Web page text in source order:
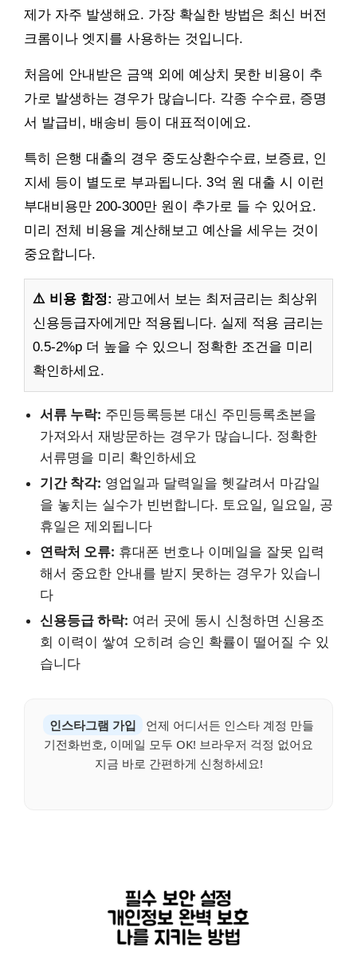
제가 자주 발생해요. 가장 확실한 방법은 최신 버전
크롬이나 엣지를 사용하는 것입니다.
처음에 안내받은 금액 외에 예상치 못한 비용이 추
가로 발생하는 경우가 많습니다. 각종 수수료, 증명
서 발급비, 배송비 등이 대표적이에요.
특히 은행 대출의 경우 중도상환수수료, 보증료, 인
지세 등이 별도로 부과됩니다. 3억 원 대출 시 이런
부대비용만 200-300만 원이 추가로 들 수 있어요.
미리 전체 비용을 계산해보고 예산을 세우는 것이
중요합니다.
⚠️ 비용 함정: 광고에서 보는 최저금리는 최상위
신용등급자에게만 적용됩니다. 실제 적용 금리는
0.5-2%p 더 높을 수 있으니 정확한 조건을 미리
확인하세요.
서류 누락: 주민등록등본 대신 주민등록초본을
가져와서 재방문하는 경우가 많습니다. 정확한
서류명을 미리 확인하세요
기간 착각: 영업일과 달력일을 헷갈려서 마감일
을 놓치는 실수가 빈번합니다. 토요일, 일요일, 공
휴일은 제외됩니다
연락처 오류: 휴대폰 번호나 이메일을 잘못 입력
해서 중요한 안내를 받지 못하는 경우가 있습니
다
신용등급 하락: 여러 곳에 동시 신청하면 신용조
회 이력이 쌓여 오히려 승인 확률이 떨어질 수 있
습니다
인스타그램 가입
언제 어디서든 인스타 계정 만들
기전화번호, 이메일 모두 OK! 브라우저 걱정 없어요
지금 바로 간편하게 신청하세요!